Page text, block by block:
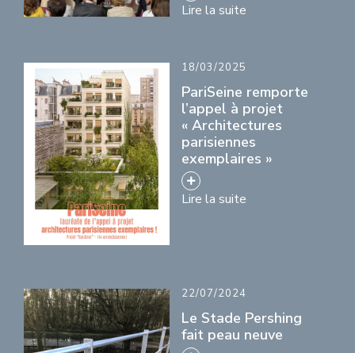
Lire la suite
18/03/2025
PariSeine remporte
l’appel à projet
« Architectures
parisiennes
exemplaires »
Lire la suite
22/07/2024
Le Stade Pershing
fait peau neuve